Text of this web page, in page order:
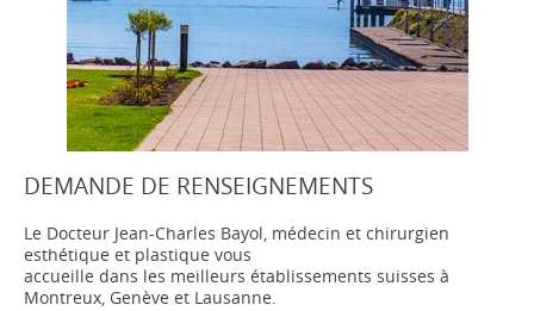
DEMANDE DE RENSEIGNEMENTS
Le Docteur Jean-Charles Bayol, médecin et chirurgien
esthétique et plastique vous
accueille dans les meilleurs établissements suisses à
Montreux, Genève et Lausanne.